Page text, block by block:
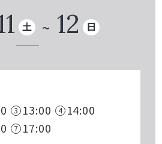
土 12 日
13:00
14:00
17:00